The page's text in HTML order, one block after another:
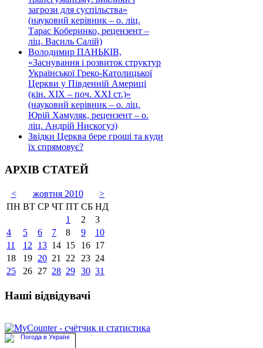
загрози для суспільства»
(науковий керівник – о. ліц.
Тарас Коберинко, рецензент –
ліц. Василь Салій)
Володимир ПАНЬКІВ,
«Заснування і розвиток структур
Української Греко-Католицької
Церкви у Південній Америці
(кін. ХІХ – поч. ХХІ ст.)»
(науковий керівник – о. ліц.
Юрій Хамуляк, рецензент – о.
ліц. Андрій Нискогуз)
Звідки Церква бере гроші та куди
їх спрямовує?
АРХІВ СТАТЕЙ
< жовтня 2010
>
ПН ВТ СР ЧТ ПТ СБ НД
1
2
3
4
5 6 7 8 9
10
11
12 13 14 15 16 17
18
19 20 21 22 23 24
25
26 27 28 29 30 31
Наші відвідувачі